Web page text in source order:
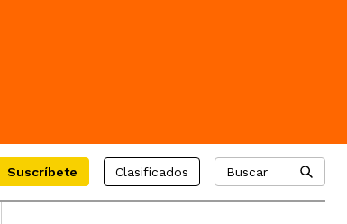
Suscríbete Clasificados Buscar